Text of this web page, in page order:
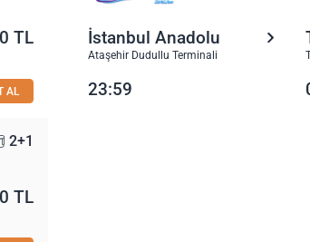
TL
AL
İstanbul Anadolu
Ataşehir Dudullu Terminali
23:59
2+1
TL